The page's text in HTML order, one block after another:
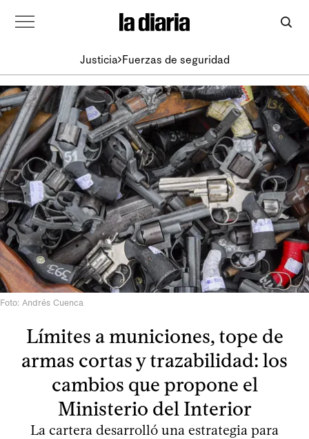
Justicia Fuerzas de seguridad
Foto: Andrés Cuenca
Límites a municiones, tope de
armas cortas y trazabilidad: los
cambios que propone el
Ministerio del Interior
La cartera desarrolló una estrategia para